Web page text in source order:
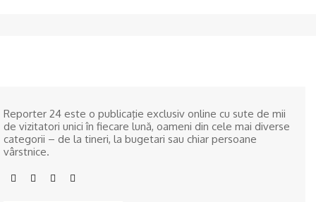
Reporter 24 este o publicaţie exclusiv online cu sute de mii
de vizitatori unici în fiecare lună, oameni din cele mai diverse
categorii – de la tineri, la bugetari sau chiar persoane
vârstnice.